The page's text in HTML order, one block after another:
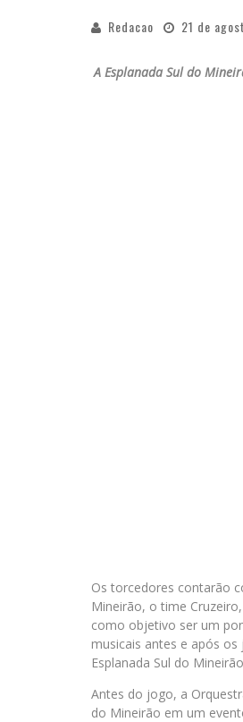
Redacao 21 de
A Esplanada Sul do
Os torcedores contarão
Mineirão, o time
como objetivo ser um
musicais antes e após
Esplanada Sul do
Antes do jogo, a
do Mineirão em um